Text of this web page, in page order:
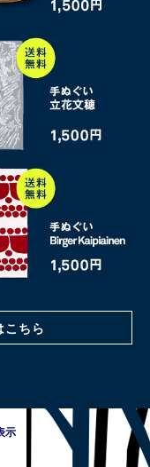
こちら
示